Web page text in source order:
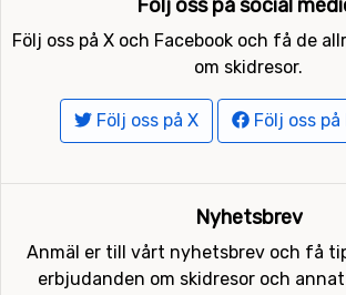
Följ oss på social
Följ oss på X och Facebook och få de
om skidresor.
Följ oss på X Följ oss på
Nyhetsbrev
Anmäl er till vårt nyhetsbrev och få
erbjudanden om skidresor och